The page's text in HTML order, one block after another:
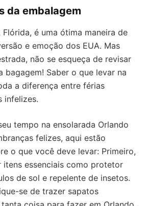
da embalagem
Flórida, é uma ótima maneira de
e emoção dos EUA. Mas
não se esqueça de revisar
bagagem! Saber o que levar na
a diferença entre férias
infelizes.
tempo na ensolarada Orlando
felizes, aqui estão
o que você deve levar: Primeiro,
itens essenciais como protetor
de sol e repelente de insetos.
se de trazer sapatos